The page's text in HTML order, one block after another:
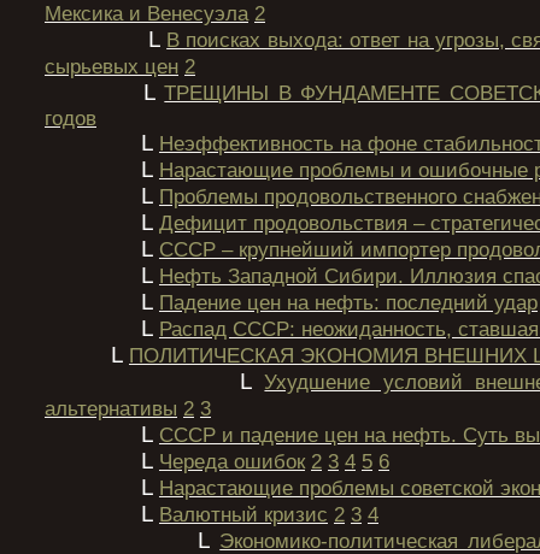
Мексика и Венесуэла 2
L В поисках выхода: ответ на угрозы,
сырьевых цен 2
LТРЕЩИНЫ В ФУНДАМЕНТЕ
годов
L Неэффективность на фоне
L Нарастающие проблемы и ошибочные
L Проблемы продовольственного
L Дефицит продовольствия –
L СССР – крупнейший импортер
L Нефть Западной Сибири. Иллюзия
L Падение цен на нефть: последний удар
L Распад СССР: неожиданность,
L ПОЛИТИЧЕСКАЯ ЭКОНОМИЯ ВНЕШНИХ
LУхудшение условий
альтернативы 2 3
L СССР и падение цен на нефть. Суть
L Череда ошибок 2 3 4 5 6
L Нарастающие проблемы советской
L Валютный кризис 2 3 4
L Экономико-политическая